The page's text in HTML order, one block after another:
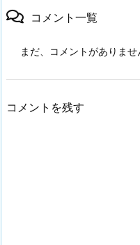
コメント一覧
まだ、コメントがありませ
コメントを残す